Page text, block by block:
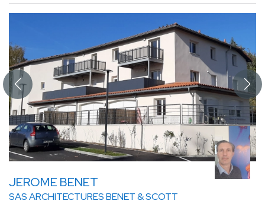
JEROME BENET
SAS ARCHITECTURES BENET & SCOTT